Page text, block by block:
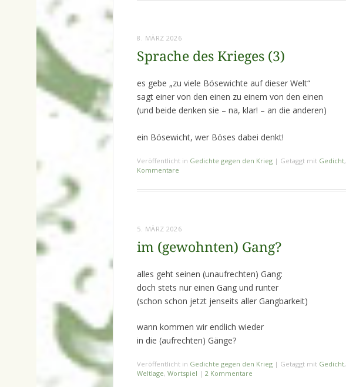
8. MÄRZ 2026
Sprache des Krieges (3)
es gebe „zu viele Bösewichte auf dieser Welt“
sagt einer von den einen zu einem von den einen
(und beide denken sie – na, klar! – an die anderen)
ein Bösewicht, wer Böses dabei denkt!
Veröffentlicht in Gedichte gegen den Krieg | Getaggt mit Gedicht,
Kommentare
5. MÄRZ 2026
im (gewohnten) Gang?
alles geht seinen (unaufrechten) Gang:
doch stets nur einen Gang und runter
(schon schon jetzt jenseits aller Gangbarkeit)
wann kommen wir endlich wieder
in die (aufrechten) Gänge?
Veröffentlicht in Gedichte gegen den Krieg | Getaggt mit Gedicht,
Weltlage, Wortspiel | 2 Kommentare